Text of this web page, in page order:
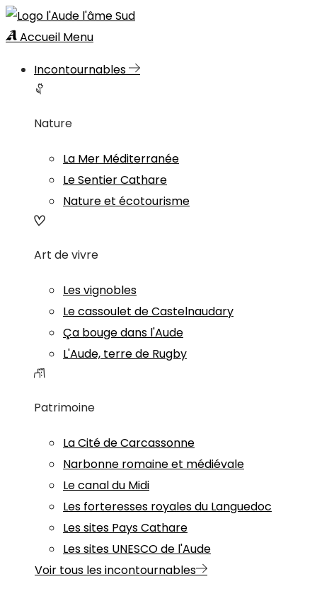
Accueil Menu
Incontournables
Nature
La Mer Méditerranée
Le Sentier Cathare
Nature et écotourisme
Art de vivre
Les vignobles
Le cassoulet de Castelnaudary
Ça bouge dans l'Aude
L'Aude, terre de Rugby
Patrimoine
La Cité de Carcassonne
Narbonne romaine et médiévale
Le canal du Midi
Les forteresses royales du Languedoc
Les sites Pays Cathare
Les sites UNESCO de l'Aude
Voir tous les incontournables